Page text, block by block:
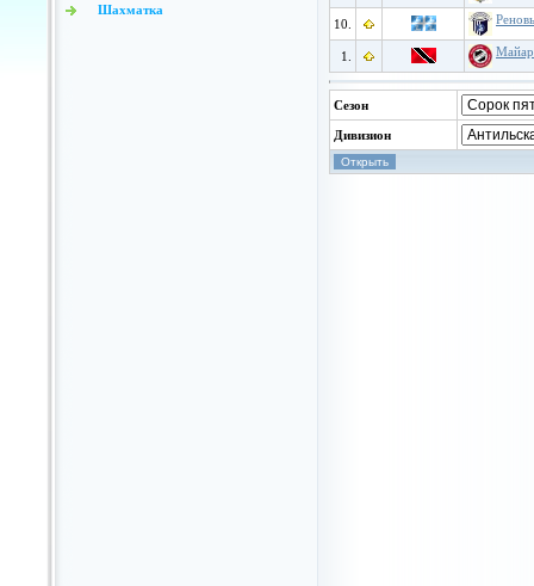
Шахматка
10.
1.
Сезон
Дивизион